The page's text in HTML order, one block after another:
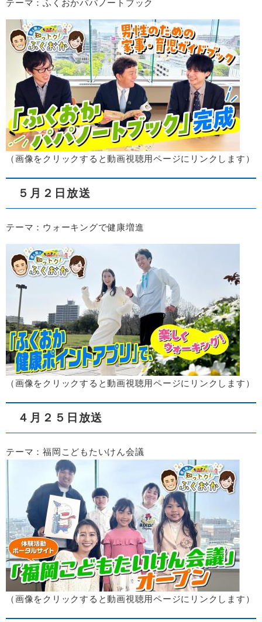
テーマ：ふくおかパパノートブック
（画像をクリックすると動画視聴用ページにリンクします）​
５月２日放送
テーマ：ウォーキングで健康増進
​（画像をクリックすると動画視聴用ページにリンクします）​
４月２５日放送
テーマ：福岡こどもたいけん会議
（画像をクリックすると動画視聴用ページにリンクします）​